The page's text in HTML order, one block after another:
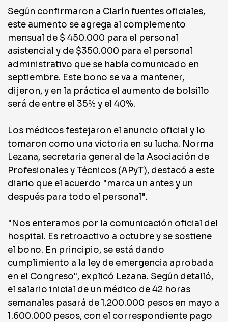
Según confirmaron a Clarín fuentes oficiales,
este aumento se agrega al complemento
mensual de $ 450.000 para el personal
asistencial y de $350.000 para el personal
administrativo que se había comunicado en
septiembre. Este bono se va a mantener,
dijeron, y en la práctica el aumento de bolsillo
será de entre el 35% y el 40%.
Los médicos festejaron el anuncio oficial y lo
tomaron como una victoria en su lucha. Norma
Lezana, secretaria general de la Asociación de
Profesionales y Técnicos (APyT), destacó a este
diario que el acuerdo "marca un antes y un
después para todo el personal".
"Nos enteramos por la comunicación oficial del
hospital. Es retroactivo a octubre y se sostiene
el bono. En principio, se está dando
cumplimiento a la ley de emergencia aprobada
en el Congreso", explicó Lezana. Según detalló,
el salario inicial de un médico de 42 horas
semanales pasará de 1.200.000 pesos en mayo a
1.600.000 pesos, con el correspondiente pago